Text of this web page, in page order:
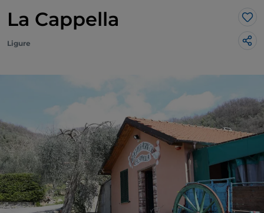
La Cappella Me
Ligure